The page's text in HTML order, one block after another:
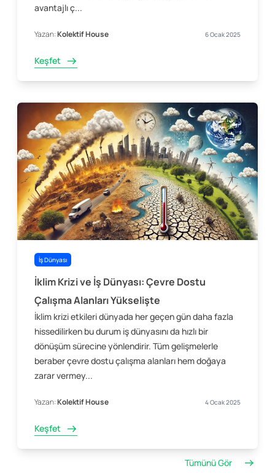
avantajlı ç...
Yazan:Kolektif House 6 Ocak 2025
Keşfet
İş Dünyası
İklim Krizi ve İş Dünyası: Çevre Dostu
Çalışma Alanları Yükselişte
İklim krizi etkileri dünyada her geçen gün daha fazla
hissedilirken bu durum iş dünyasını da hızlı bir
dönüşüm sürecine yönlendirir. Tüm gelişmelerle
beraber çevre dostu çalışma alanları hem doğaya
zarar vermey...
Yazan:Kolektif House 4 Ocak 2025
Keşfet
Tümünü Gör